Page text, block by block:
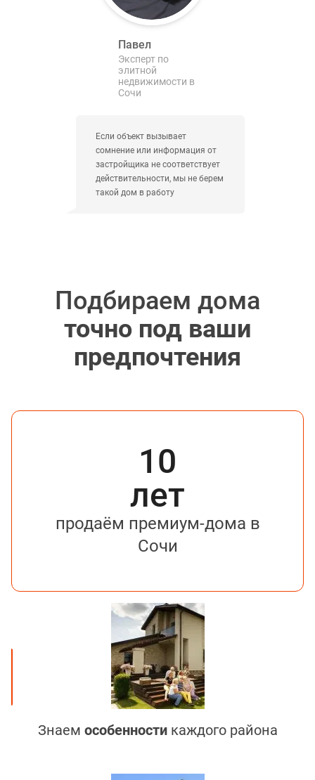
Павел
Эксперт по
элитной
недвижимости в
Сочи
Если объект вызывает
сомнение или информация от
застройщика не соответствует
действительности, мы не берем
такой дом в работу
Подбираем дома
точно под ваши
предпочтения
10
лет
продаём премиум-дома в
Сочи
Знаем особенностикаждого района